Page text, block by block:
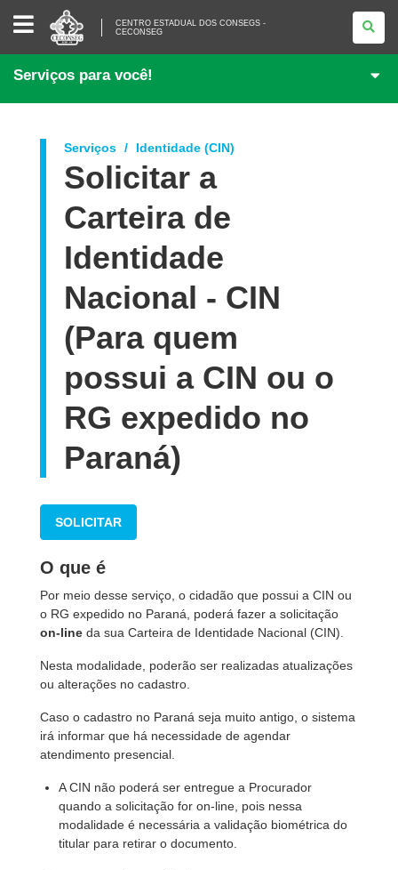
CENTRO
ESTADUAL
DOS
CONSEGS
CECONSEG
CENTRO ESTADUAL DOS CONSEGS -
CECONSEG
Serviços para você!
Serviços Identidade (CIN)
Solicitar a
Carteira de
Identidade
Nacional - CIN
(Para quem
possui a CIN ou o
RG expedido no
Paraná)
SOLICITAR
O que é
Por meio desse serviço, o cidadão que possui a CIN ou
o RG expedido no Paraná, poderá fazer a solicitação
on-line da sua Carteira de Identidade Nacional (CIN).
Nesta modalidade, poderão ser realizadas atualizações
ou alterações no cadastro.
Caso o cadastro no Paraná seja muito antigo, o sistema
irá informar que há necessidade de agendar
atendimento presencial.
A CIN não poderá ser entregue a Procurador
quando a solicitação for on-line, pois nessa
modalidade é necessária a validação biométrica do
titular para retirar o documento.